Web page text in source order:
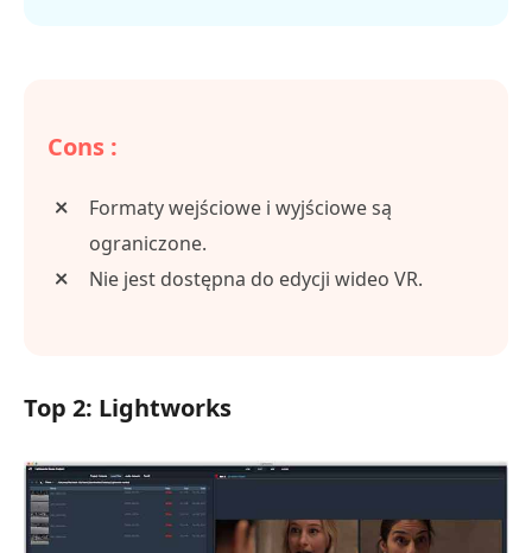
Cons :
Formaty wejściowe i wyjściowe są
ograniczone.
Nie jest dostępna do edycji wideo VR.
Top 2: Lightworks